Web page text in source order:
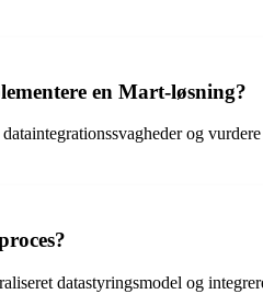
en Mart-løsning?
og
datastyringsmodel og